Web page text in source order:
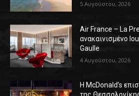
5 Αυγούστου, 2026
Air France – La
ανακαινισμένο
Gaulle
4 Αυγούστου, 2026
Η McDonald’s